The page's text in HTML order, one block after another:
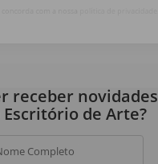
receber novidades
Escritório de Arte?
Completo